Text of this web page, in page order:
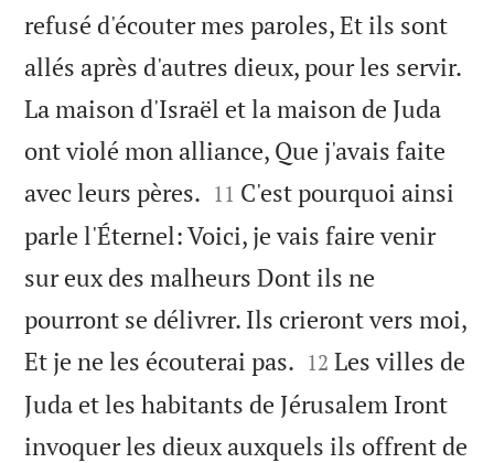
refusé d'écouter mes paroles, Et ils sont
allés après d'autres dieux, pour les servir.
La maison d'Israël et la maison de Juda
ont violé mon alliance, Que j'avais faite
avec leurs pères. 

11 C'est pourquoi ainsi
parle l'Éternel: Voici, je vais faire venir
sur eux des malheurs Dont ils ne
pourront se délivrer. Ils crieront vers moi,
Et je ne les écouterai pas. 

12 Les villes de
Juda et les habitants de Jérusalem Iront
invoquer les dieux auxquels ils offrent de